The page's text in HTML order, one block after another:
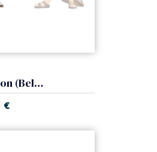
Carnero peleon (Belen Casales)
€